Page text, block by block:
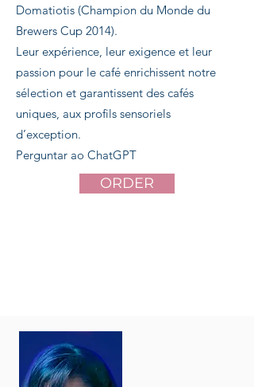
Domatiotis (Champion du Monde du
Brewers Cup 2014).
Leur expérience, leur exigence et leur
passion pour le café enrichissent notre
sélection et garantissent des cafés
uniques, aux profils sensoriels
d’exception.
Perguntar ao ChatGPT
ORDER